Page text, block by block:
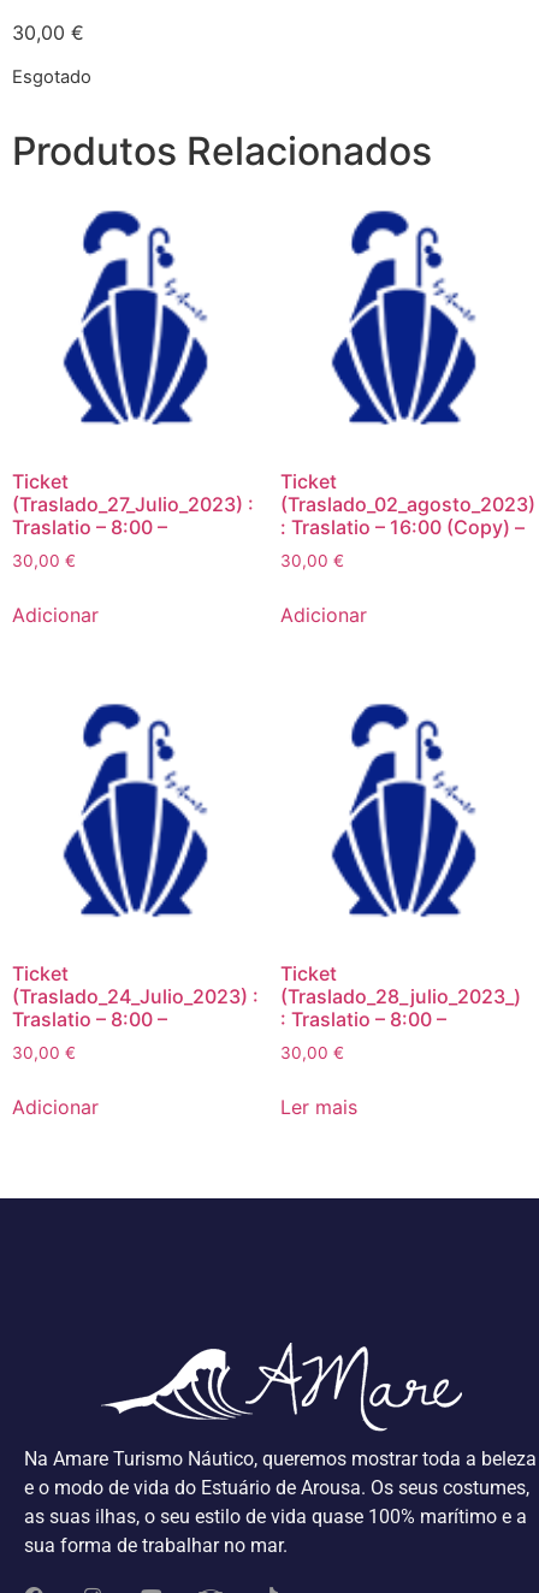
30,00 €
Esgotado
Produtos Relacionados
Ticket
(Traslado_27_Julio_2023) :
Traslatio – 8:00 –
30,00 €
Adicionar
Ticket
(Traslado_02_agosto_2023)
: Traslatio – 16:00 (Copy) –
30,00 €
Adicionar
Ticket
(Traslado_24_Julio_2023) :
Traslatio – 8:00 –
30,00 €
Adicionar
Ticket
(Traslado_28_julio_2023_)
: Traslatio – 8:00 –
30,00 €
Ler mais
Na Amare Turismo Náutico, queremos mostrar toda a beleza
e o modo de vida do Estuário de Arousa. Os seus costumes,
as suas ilhas, o seu estilo de vida quase 100% marítimo e a
sua forma de trabalhar no mar.